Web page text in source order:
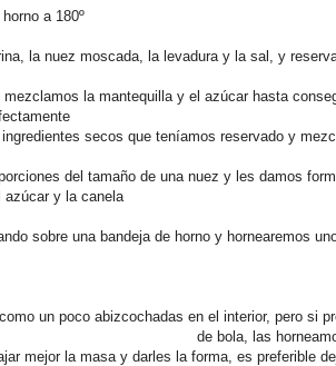
a 180º
la nuez moscada, la levadura y la sal, y
mezclamos la mantequilla y el azúcar hasta
secos que teníamos reservado y
del tamaño de una nuez y les damos
azúcar y la canela
sobre una bandeja de horno y hornearemos
un poco abizcochadas en el interior, pero si
de bola, las
mejor la masa y darles la forma, es preferible